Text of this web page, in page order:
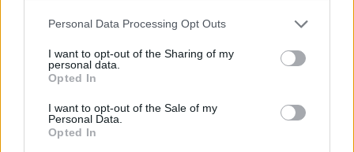
Personal Data Processing Opt Outs
I want to opt-out of the Sharing of my
personal data.
Opted In
I want to opt-out of the Sale of my
Personal Data.
Opted In
puspriekabės ratai pakilo
dukrą (2)